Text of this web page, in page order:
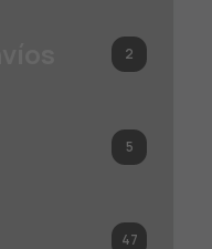
2
5
47